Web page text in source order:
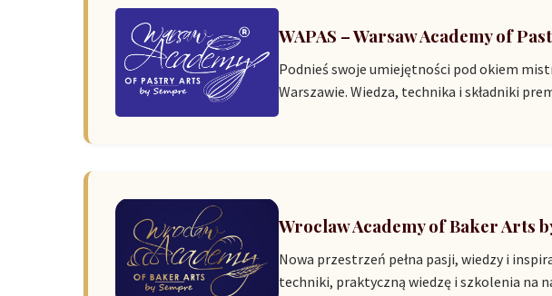
WAPAS – Warsaw Academy of
Podnieś swoje umiejętności pod okiem
Warszawie. Wiedza, technika i składniki
Wroclaw Academy of Baker Arts
Nowa przestrzeń pełna pasji, wiedzy i
techniki, praktyczną wiedzę i szkolenia na